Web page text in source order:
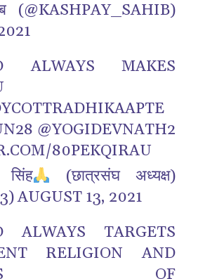
(@KASHPAY_SAHIB)
ALWAYS MAKES
@YOGIDEVNATH2
80PEKQIRAU
सिंह
(छात्रसंघ अध्यक्ष)
AUGUST 13, 2021
ALWAYS TARGETS
RELIGION AND